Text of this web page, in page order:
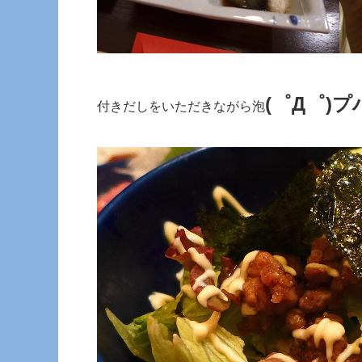
付きだしをいただきながら泡(゜Д゜)プ